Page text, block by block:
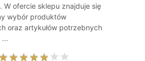
W ofercie sklepu znajduje się
wybór produktów
oraz artykułów potrzebnych
...